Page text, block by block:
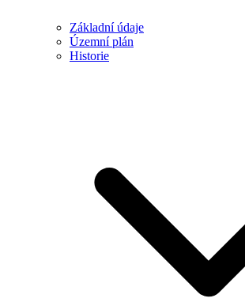
Základní údaje
Územní plán
Historie